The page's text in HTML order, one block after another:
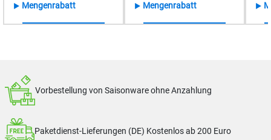
Mengenrabatt Mengenrabatt
Vorbestellung von Saisonware ohne Anzahlung
Paketdienst-Lieferungen (DE) Kostenlos ab 200 Euro